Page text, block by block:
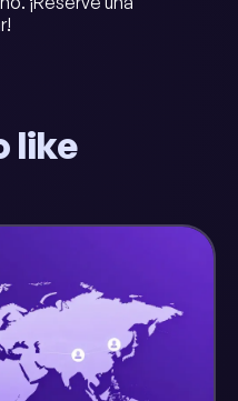
like